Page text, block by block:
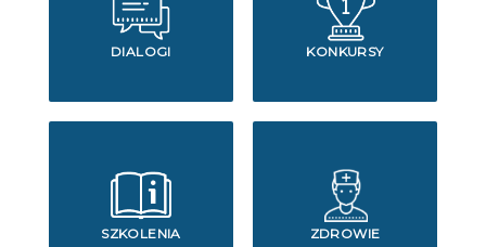
DIALOGI KONKURSY
SZKOLENIA ZDROWIE